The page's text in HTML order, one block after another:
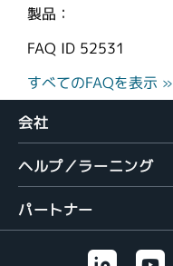
製品：
FAQ ID 52531
すべてのFAQを表示 »
会社
ヘルプ／ラーニング
パートナー